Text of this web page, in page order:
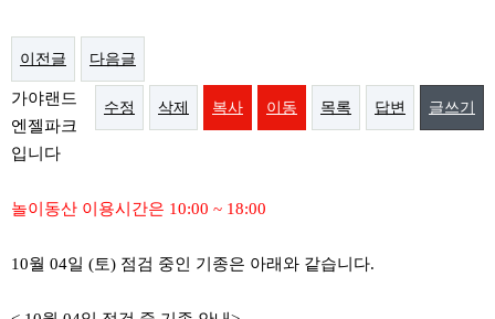
이전글 다음글
수정 삭제 복사 이동 목록 답변 글쓰기
가야랜드
엔젤파크
입니다
놀이동산 이용시간은 10:00 ~ 18:00
10월 04일 (토) 점검 중인 기종은 아래와 같습니다.